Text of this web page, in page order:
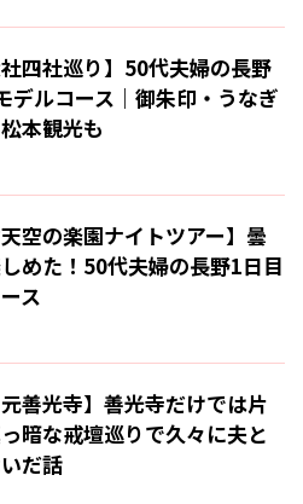
社四社巡り】50代夫婦の長野
デルコース｜御朱印・うなぎ
本観光も
天空の楽園ナイトツアー】曇
めた！50代夫婦の長野1日目
ス
元善光寺】善光寺だけでは片
暗な戒壇巡りで久々に夫と
だ話